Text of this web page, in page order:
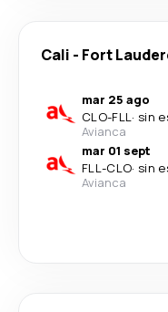
Cali - Fort
mar 25 ago
CLO-FLL· sin
Avianca
mar 01 sept
FLL-CLO· sin
Avianca